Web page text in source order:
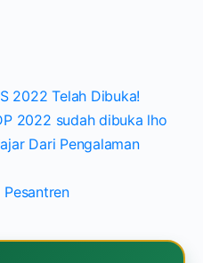
2022 Telah Dibuka!
2022 sudah dibuka lho
Dari Pengalaman